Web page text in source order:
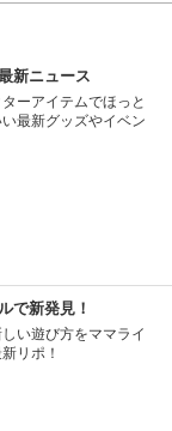
新ニュース
ーアイテムでほっと
最新グッズやイベン
で新発見！
い遊び方をママライ
リポ！